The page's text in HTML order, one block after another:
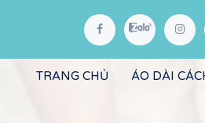
TRANG CHỦ ÁO DÀI